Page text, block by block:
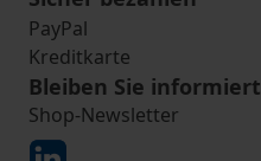
PayPal
Kreditkarte
Bleiben Sie informiert
Shop-Newsletter